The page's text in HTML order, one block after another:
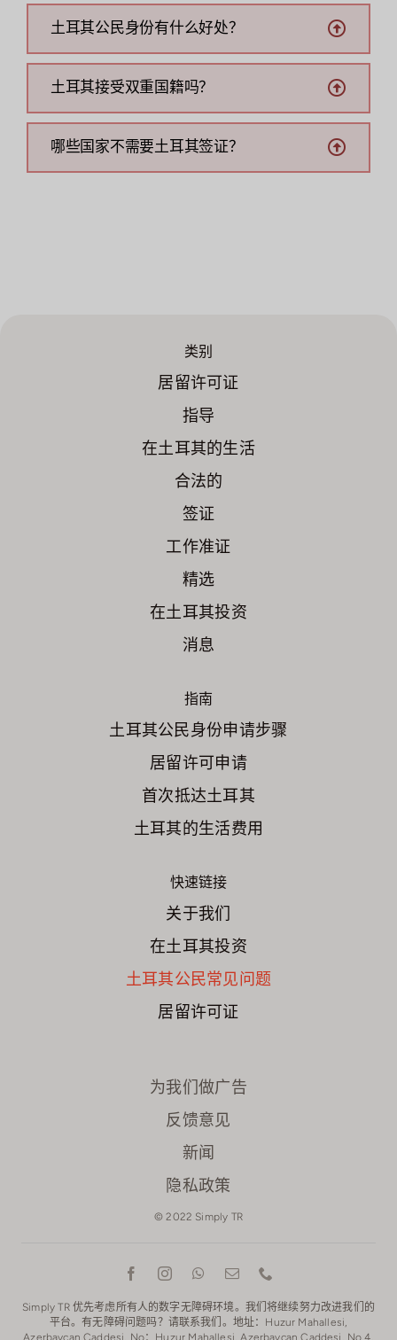
土耳其公民身份有什么好处？
土耳其接受双重国籍吗？
哪些国家不需要土耳其签证？
类别
居留许可证
指导
在土耳其的生活
合法的
签证
工作准证
精选
在土耳其投资
消息
指南
土耳其公民身份申请步骤
居留许可申请
首次抵达土耳其
土耳其的生活费用
快速链接
关于我们
在土耳其投资
土耳其公民常见问题
居留许可证
为我们做广告
反馈意见
新闻
隐私政策
© 2022 Simply TR
Simply TR 优先考虑所有人的数字无障碍环境。我们将继续努力改进我们的
平台。有无障碍问题吗？请联系我们。地址：Huzur Mahallesi,
Azerbaycan Caddesi, No：Huzur Mahallesi, Azerbaycan Caddesi, No 4,